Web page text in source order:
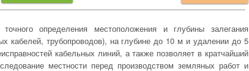
определения местоположения и глубины залегания
кабелей, трубопроводов), на глубине до 10 м и удалении до 5
кабельных линий, а также позволяет в кратчайший
местности перед производством земляных работ и